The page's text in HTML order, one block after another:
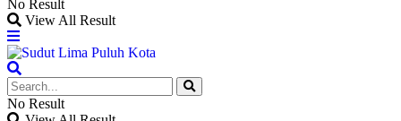
No Result
View All Result
No Result